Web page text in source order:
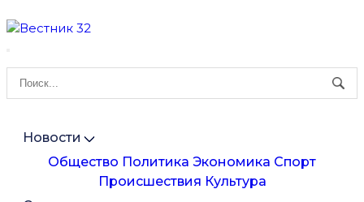
Новости
Общество Политика Экономика Спорт
Происшествия Культура